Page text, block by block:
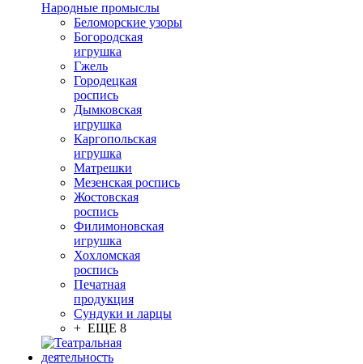
Народные промыслы
Беломорские узоры
Богородская
игрушка
Гжель
Городецкая
роспись
Дымковская
игрушка
Каргопольская
игрушка
Матрешки
Мезенская роспись
Жостовская
роспись
Филимоновская
игрушка
Хохломская
роспись
Печатная
продукция
Сундуки и ларцы
+ ЕЩЕ 8